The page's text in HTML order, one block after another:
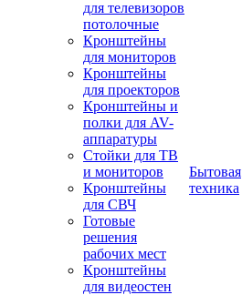
для телевизоров
потолочные
Кронштейны
для мониторов
Кронштейны
для проекторов
Кронштейны и
полки для AV-
аппаратуры
Стойки для ТВ
и мониторов
Кронштейны
для СВЧ
Готовые
решения
рабочих мест
Кронштейны
для видеостен
Бытовая
техника